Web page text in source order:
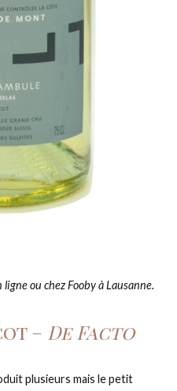
ou chez Fooby à Lausanne.
– De Facto
plusieurs mais le petit